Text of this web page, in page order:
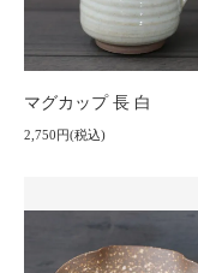
マグカップ 長 白
2,750円(税込)